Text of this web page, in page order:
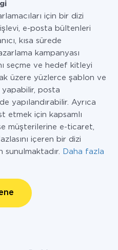
için bir dizi
e-posta bültenleri
kısa sürede
kampanyası
seçme ve hedef kitleyi
üzere yüzlerce şablon ve
yapabilir, posta
yapılandırabilir. Ayrıca
etmek için kapsamlı
müşterilerine e-ticaret,
içeren bir dizi
sunulmaktadır.
Daha fazla